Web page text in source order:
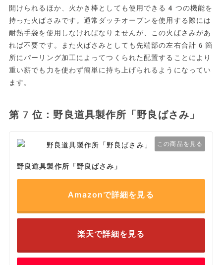
開けられるほか、火かき棒としても使用できる4つの機能を
持った火ばさみです。通常ダッチオーブンを使用する際には
耐熱手袋を使用しなければなりませんが、この火ばさみがあ
れば不要です。また火ばさみとしても先端部の左右合計6箇
所にパーリング加工によってつくられた配置することにより
重い薪でも力を使わず簡単に持ち上げられるようになってい
ます。
第7位：野良道具製作所「野良ばさみ」
この商品を見る
野良道具製作所「野良ばさみ」
Amazonで詳細を見る
楽天で詳細を見る